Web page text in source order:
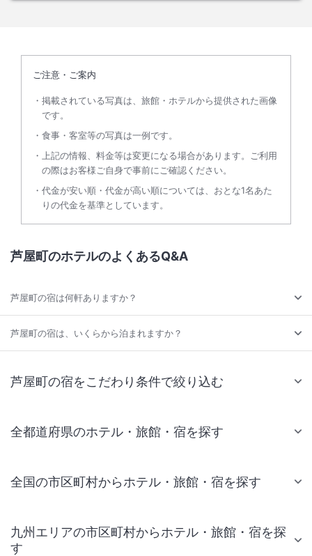
ご注意・ご案内
掲載されている写真は、旅館・ホテルから提供された画像
です。
食事・客室等の写真は一例です。
上記の情報、料金等は変更になる場合があります。ご利用
の際はお客様ご自身で事前にご確認ください。
代金が安い順・代金が高い順については、おとな1名あた
りの代金を基準としています。
芦屋町のホテルのよくあるQ&A
芦屋町の宿は何軒ありますか？
芦屋町の宿は、いくらから泊まれますか？
芦屋町の宿をこだわり条件で絞り込む
全都道府県のホテル・旅館・宿を探す
全国の市区町村からホテル・旅館・宿を探す
九州エリアの市区町村からホテル・旅館・宿を探
す